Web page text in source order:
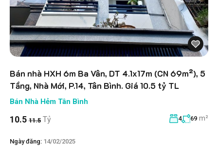
Bán nhà HXH 6m Ba Vân, DT 4.1x17m (CN 69m²), 5
Tầng, Nhà Mới, P.14, Tân Bình. Giá 10.5 tỷ TL
Bán Nhà Hẻm Tân Bình
10.5 11.5 Tỷ 4 69 m²
Ngày đăng: 14/02/2025